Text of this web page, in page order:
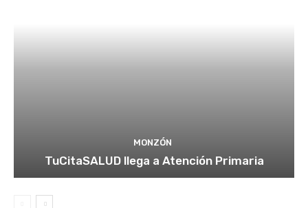
MONZÓN
TuCitaSALUD llega a Atención Primaria